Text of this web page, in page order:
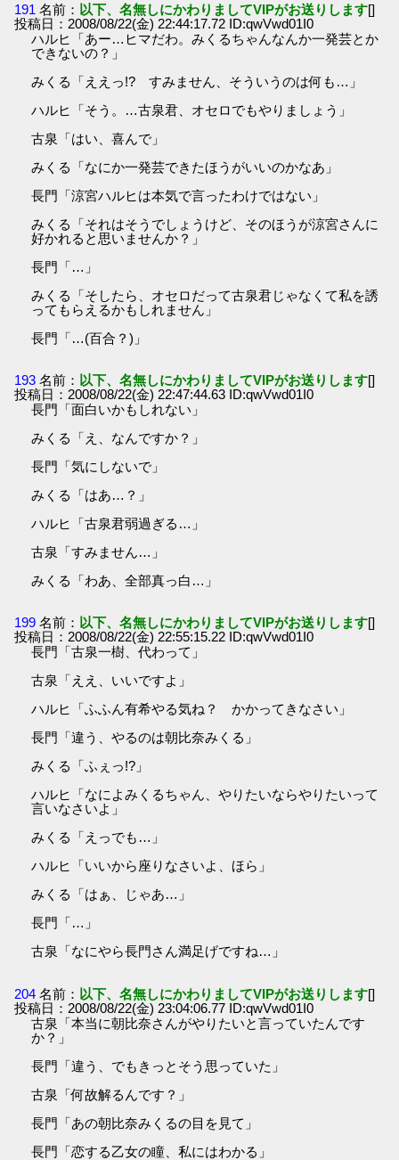
191 名前： 以下、名無しにかわりましてVIPがお送りします[]
投稿日：2008/08/22(金) 22:44:17.72 ID:qwVwd01I0
ハルヒ「あー…ヒマだわ。みくるちゃんなんか一発芸とか
できないの？」
みくる「ええっ!? すみません、そういうのは何も…」
ハルヒ「そう。…古泉君、オセロでもやりましょう」
古泉「はい、喜んで」
みくる「なにか一発芸できたほうがいいのかなあ」
長門「涼宮ハルヒは本気で言ったわけではない」
みくる「それはそうでしょうけど、そのほうが涼宮さんに
好かれると思いませんか？」
長門「…」
みくる「そしたら、オセロだって古泉君じゃなくて私を誘
ってもらえるかもしれません」
長門「…(百合？)」
193 名前： 以下、名無しにかわりましてVIPがお送りします[]
投稿日：2008/08/22(金) 22:47:44.63 ID:qwVwd01I0
長門「面白いかもしれない」
みくる「え、なんですか？」
長門「気にしないで」
みくる「はあ…？」
ハルヒ「古泉君弱過ぎる…」
古泉「すみません…」
みくる「わあ、全部真っ白…」
199 名前： 以下、名無しにかわりましてVIPがお送りします[]
投稿日：2008/08/22(金) 22:55:15.22 ID:qwVwd01I0
長門「古泉一樹、代わって」
古泉「ええ、いいですよ」
ハルヒ「ふふん有希やる気ね？ かかってきなさい」
長門「違う、やるのは朝比奈みくる」
みくる「ふぇっ!?」
ハルヒ「なによみくるちゃん、やりたいならやりたいって
言いなさいよ」
みくる「えっでも…」
ハルヒ「いいから座りなさいよ、ほら」
みくる「はぁ、じゃあ…」
長門「…」
古泉「なにやら長門さん満足げですね…」
204 名前： 以下、名無しにかわりましてVIPがお送りします[]
投稿日：2008/08/22(金) 23:04:06.77 ID:qwVwd01I0
古泉「本当に朝比奈さんがやりたいと言っていたんです
か？」
長門「違う、でもきっとそう思っていた」
古泉「何故解るんです？」
長門「あの朝比奈みくるの目を見て」
長門「恋する乙女の瞳、私にはわかる」